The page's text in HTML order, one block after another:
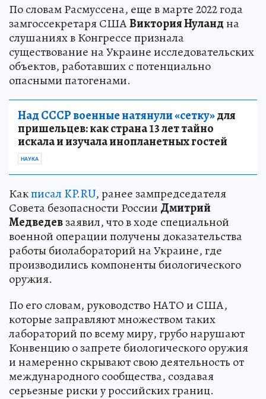
По словам Расмуссена, еще в марте 2022 года
замгоссекретаря СШАВиктория Нуландна
слушаниях в Конгрессе признала
существование на Украине исследовательских
объектов, работавших с потенциально
опасными патогенами.
Над СССР военные натянули «сетку»для
пришельцев: как страна 13 лет тайно
искала и изучала инопланетных гостей
НАУКА
Какписал KP.RU, ранее зампредседателя
Совета безопасности России Дмитрий
Медведевзаявил, что в ходе специальной
военной операции получены доказательства
работы биолабораторий на Украине, где
производились компоненты биологического
оружия.
По его словам, руководство НАТО и США,
которые заправляют множеством таких
лабораторий по всему миру, грубо нарушают
Конвенцию о запрете биологического оружия
и намеренно скрывают свою деятельность от
международного сообщества, создавая
серьезные риски у российских границ.